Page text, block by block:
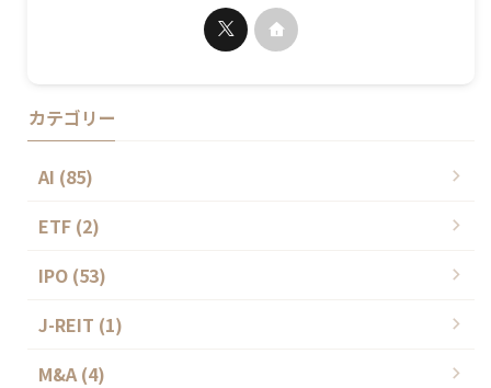
カテゴリー
AI (85)
ETF (2)
IPO (53)
J-REIT (1)
M&A (4)